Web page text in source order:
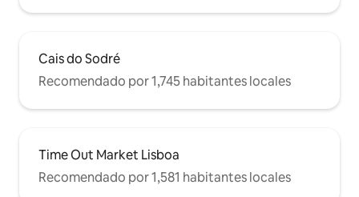
Cais do Sodré
Recomendado por 1,745 habitantes locales
Time Out Market Lisboa
Recomendado por 1,581 habitantes locales